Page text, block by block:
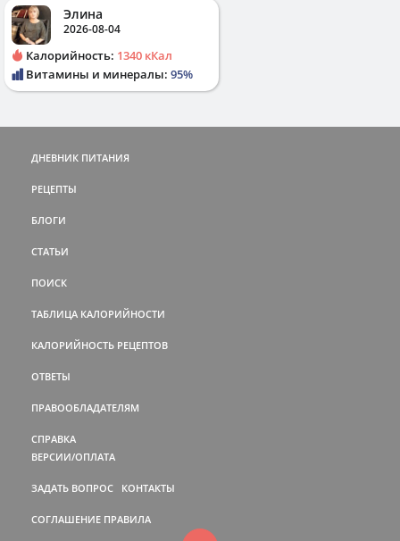
Элина
2026-08-04
Калорийность: 1340 кКал
Витамины и минералы: 95%
ДНЕВНИК ПИТАНИЯ
РЕЦЕПТЫ
БЛОГИ
СТАТЬИ
ПОИСК
ТАБЛИЦА КАЛОРИЙНОСТИ
КАЛОРИЙНОСТЬ РЕЦЕПТОВ
ОТВЕТЫ
ПРАВООБЛАДАТЕЛЯМ
СПРАВКА
ВЕРСИИ/ОПЛАТА
ЗАДАТЬ ВОПРОС КОНТАКТЫ
СОГЛАШЕНИЕ ПРАВИЛА